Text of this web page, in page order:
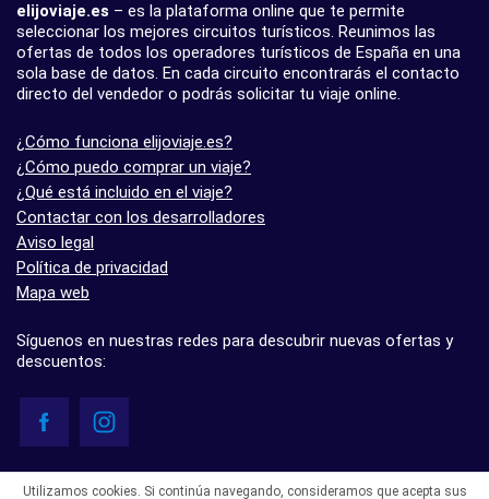
elijoviaje.es – es la plataforma online que te permite
seleccionar los mejores circuitos turísticos. Reunimos las
ofertas de todos los operadores turísticos de España en una
sola base de datos. En cada circuito encontrarás el contacto
directo del vendedor o podrás solicitar tu viaje online.
¿Cómo funciona elijoviaje.es?
¿Cómo puedo comprar un viaje?
¿Qué está incluido en el viaje?
Contactar con los desarrolladores
Aviso legal
Política de privacidad
Mapa web
Síguenos en nuestras redes para descubrir nuevas ofertas y
descuentos:
Utilizamos cookies. Si continúa navegando, consideramos que acepta sus